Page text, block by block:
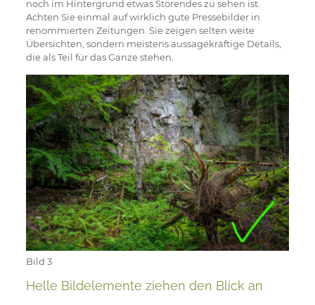
noch im Hintergrund etwas Störendes zu sehen ist.
Achten Sie einmal auf wirklich gute Pressebilder in
renommierten Zeitungen. Sie zeigen selten weite
Übersichten, sondern meistens aussagekräftige Details,
die als Teil für das Ganze stehen.
Bild 3
Helle Bildelemente ziehen den Blick an